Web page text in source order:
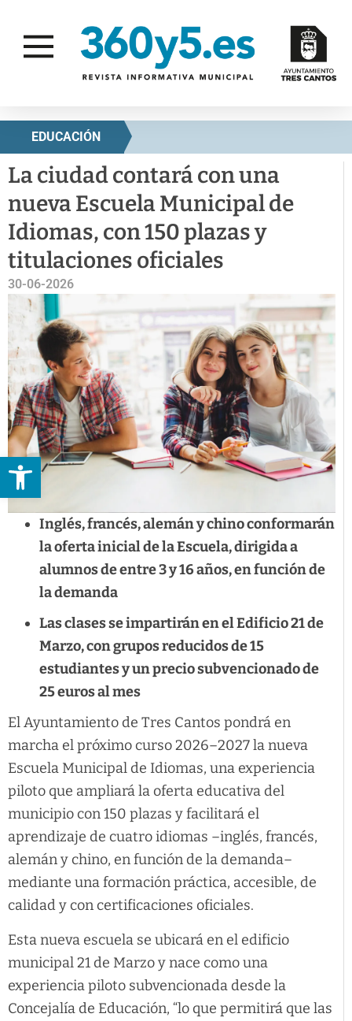
Abrir barra de herramientas
EDUCACIÓN
La ciudad contará con una
nueva Escuela Municipal de
Idiomas, con 150 plazas y
titulaciones oficiales
30-06-2026
Inglés, francés, alemán y chino conformarán
la oferta inicial de la Escuela, dirigida a
alumnos de entre 3 y 16 años, en función de
la demanda
Las clases se impartirán en el Edificio 21 de
Marzo, con grupos reducidos de 15
estudiantes y un precio subvencionado de
25 euros al mes
El Ayuntamiento de Tres Cantos pondrá en
marcha el próximo curso 2026–2027 la nueva
Escuela Municipal de Idiomas, una experiencia
piloto que ampliará la oferta educativa del
municipio con 150 plazas y facilitará el
aprendizaje de cuatro idiomas –inglés, francés,
alemán y chino, en función de la demanda–
mediante una formación práctica, accesible, de
calidad y con certificaciones oficiales.
Esta nueva escuela se ubicará en el edificio
municipal 21 de Marzo y nace como una
experiencia piloto subvencionada desde la
Concejalía de Educación, “lo que permitirá que las